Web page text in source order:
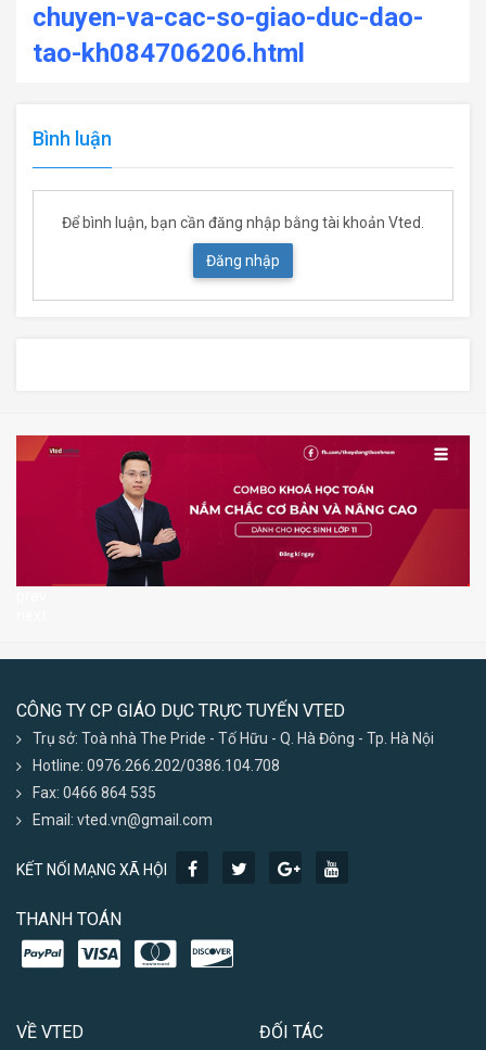
chuyen-va-cac-so-giao-duc-dao-
tao-kh084706206.html
Bình luận
Để bình luận, bạn cần đăng nhập bằng tài khoản Vted.
Đăng nhập
CÔNG TY CP GIÁO DỤC TRỰC TUYẾN VTED
Trụ sở: Toà nhà The Pride - Tố Hữu - Q. Hà Đông - Tp. Hà Nội
Hotline: 0976.266.202/0386.104.708
Fax: 0466 864 535
Email: vted.vn@gmail.com
KẾT NỐI MẠNG XÃ HỘI
THANH TOÁN
VỀ VTED ĐỐI TÁC